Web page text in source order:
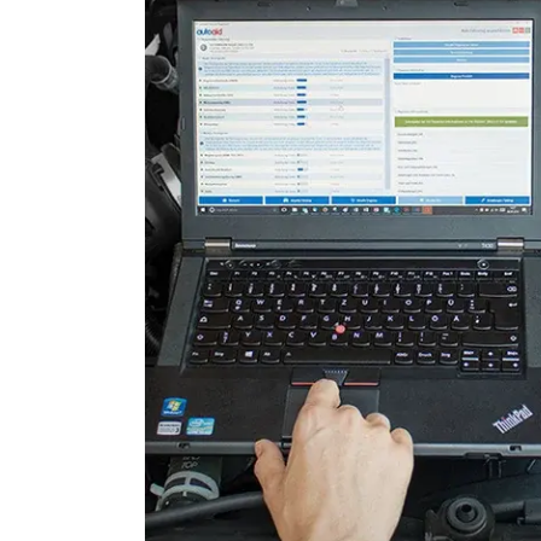
Lenksäuleneinheit
Lichtsteuerung
Lichtsteuerung links
Lichtsteuerung rechts
Motorsteuerung (EMS)
Motorsteuerung 2 (EMS)
Motorsteuerung 3 (EMS)
Multifunktionslenkrad
Radio
Regen-/Lichtsensor
Reifendruckkontrolle (RDK)
Schlüssellose
Seitenairbag vorne links
Seitenairbag vorne rechts
Servolenkung
Sitzelektronik Beifahrer